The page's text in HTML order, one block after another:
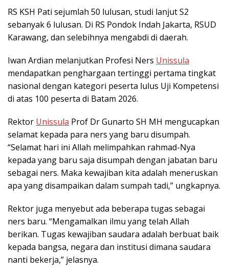
RS KSH Pati sejumlah 50 lulusan, studi lanjut S2
sebanyak 6 lulusan. Di RS Pondok Indah Jakarta, RSUD
Karawang, dan selebihnya mengabdi di daerah.
Iwan Ardian melanjutkan Profesi Ners Unissula
mendapatkan penghargaan tertinggi pertama tingkat
nasional dengan kategori peserta lulus Uji Kompetensi
di atas 100 peserta di Batam 2026.
Rektor Unissula Prof Dr Gunarto SH MH mengucapkan
selamat kepada para ners yang baru disumpah.
“Selamat hari ini Allah melimpahkan rahmad-Nya
kepada yang baru saja disumpah dengan jabatan baru
sebagai ners. Maka kewajiban kita adalah meneruskan
apa yang disampaikan dalam sumpah tadi,” ungkapnya.
Rektor juga menyebut ada beberapa tugas sebagai
ners baru. “Mengamalkan ilmu yang telah Allah
berikan. Tugas kewajiban saudara adalah berbuat baik
kepada bangsa, negara dan institusi dimana saudara
nanti bekerja,” jelasnya.